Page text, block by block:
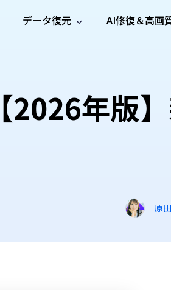
データ復元
プロ版 無料版
AI修復＆高画
Windows向けディスク管理ツール
Disk Copy
ガイド・お問い合わせ
サブスク更新情報
【2026年版
原